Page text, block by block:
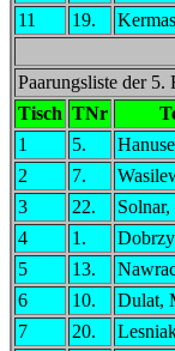
11
19.
Paarungsliste der 5.
Tisch TNr
1
5.
2
7.
3
22. Solnar,
4
1.
5
13.
6
10. Dulat,
7
20.